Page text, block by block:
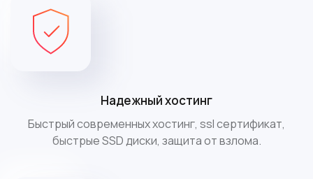
Надежный хостинг
Быстрый современных хостинг, ssl сертификат,
быстрые SSD диски, защита от взлома.